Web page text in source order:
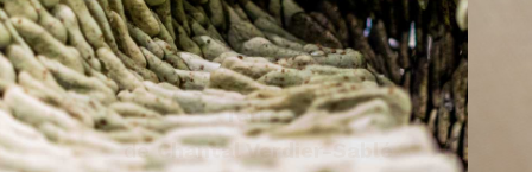
Venez apprendre la
couture créative
sur m esures